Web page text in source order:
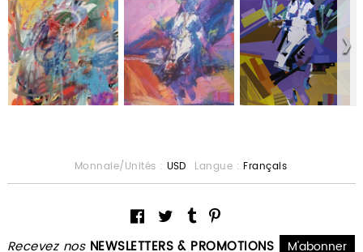
Recevez nos NEWSLETTERS & PROMOTIONS
Monnaie/Unités : USD Langue : Français